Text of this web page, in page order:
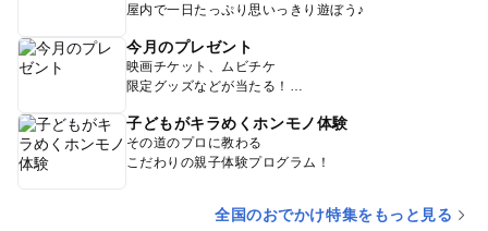
屋内で一日たっぷり思いっきり遊ぼう♪
今月のプレゼント
映画チケット、ムビチケ
限定グッズなどが当たる！
子どもがキラめくホンモノ体験
その道のプロに教わる
こだわりの親子体験プログラム！
全国のおでかけ特集をもっと見る